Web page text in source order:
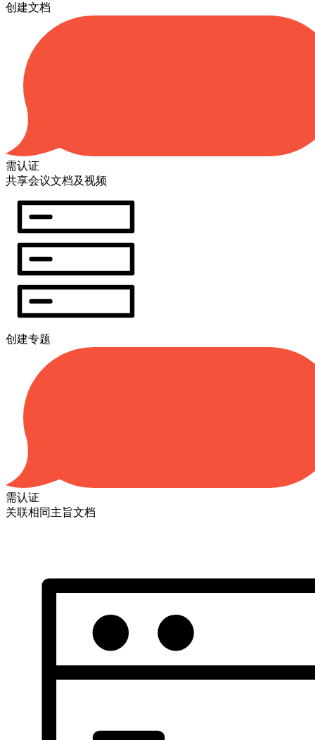
创建文档
需认证
共享会议文档及视频
创建专题
需认证
关联相同主旨文档